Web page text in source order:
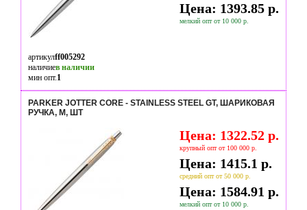
Цена: 1393.85 р.
мелкий опт от 10 000 р.
артикулff005292
наличиев наличии
мин опт.1
PARKER JOTTER CORE - STAINLESS STEEL GT, ШАРИКОВАЯ
РУЧКА, M, ШТ
Цена: 1322.52 р.
крупный опт от 100 000 р.
Цена: 1415.1 р.
средний опт от 50 000 р.
Цена: 1584.91 р.
мелкий опт от 10 000 р.